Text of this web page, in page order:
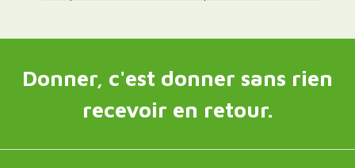
Donner, c'est donner sans rien
recevoir en retour.